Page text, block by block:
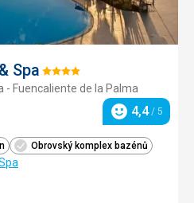
Spa Hodnocení:
4/5
- Fuencaliente de la Palma
Hodnocení
4,4/ 5
Obrovský komplex bazénů